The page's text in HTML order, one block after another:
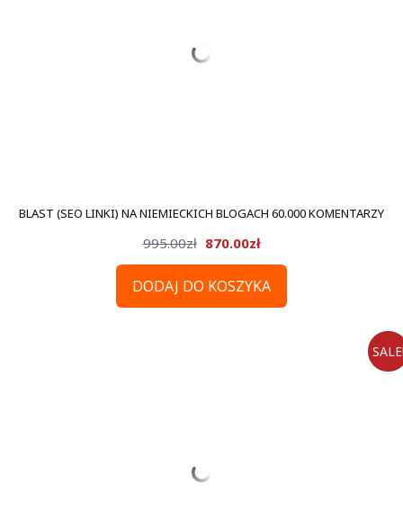
BLAST (SEO LINKI) NA NIEMIECKICH BLOGACH 60.000 KOMENTARZY
995.00zł Pierwotna
cena
870.00złAktualna
cena
DODAJ DO KOSZYKA